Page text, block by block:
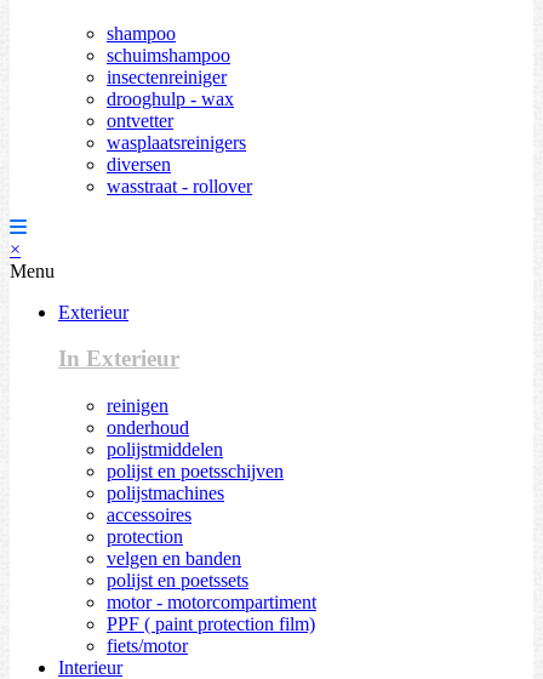
shampoo
schuimshampoo
insectenreiniger
drooghulp - wax
ontvetter
wasplaatsreinigers
diversen
wasstraat - rollover
×
Menu
Exterieur
In Exterieur
reinigen
onderhoud
polijstmiddelen
polijst en poetsschijven
polijstmachines
accessoires
protection
velgen en banden
polijst en poetssets
motor - motorcompartiment
PPF ( paint protection film)
fiets/motor
Interieur